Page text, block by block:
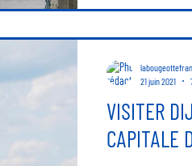
VISITER
CAPITALE
21 juin 2021